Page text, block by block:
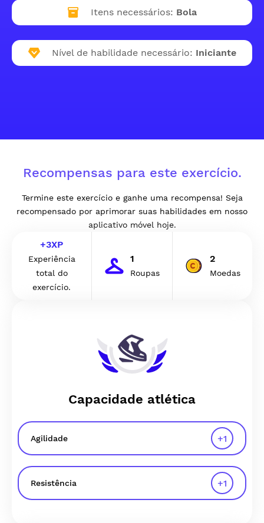
Itens necessários: Bola
Nível de habilidade necessário: Iniciante
Recompensas para este exercício.
Termine este exercício e ganhe uma recompensa! Seja
recompensado por aprimorar suas habilidades em nosso
aplicativo móvel hoje.
+3XP
Experiência
total do
exercício.
1
Roupas
2
Moedas
Capacidade atlética
Agilidade +1
Resistência +1